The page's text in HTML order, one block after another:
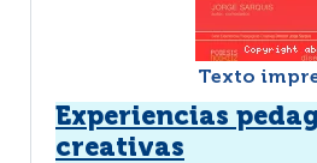
Texto
Experiencias
creativas